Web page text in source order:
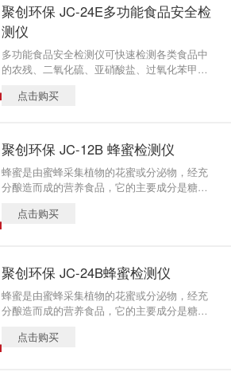
传模块的数据隐藏不影响历史记录统计。
聚创环保 JC-24E多功能食品安全检
测仪
多功能食品安全检测仪可快速检测各类食品中
的农残、二氧化硫、亚硝酸盐、过氧化苯甲
总酸、双氧水、甜蜜素、酸价、过氧化值、重
点击购买
聚创环保 JC-12B 蜂蜜检测仪
蜂蜜是由蜜蜂采集植物的花蜜或分泌物，经充
分酿造而成的营养食品，它的主要成分是糖
重要指标。蜂蜜检测仪可对蜂蜜蔗糖 果糖葡萄
糖，甲基糠醛等项目进行精密分析。
点击购买
聚创环保 JC-24B蜂蜜检测仪
蜂蜜是由蜜蜂采集植物的花蜜或分泌物，经充
分酿造而成的营养食品，它的主要成分是糖
重要指标。蜂蜜检测仪可对蜂蜜蔗糖 果糖葡萄
糖，甲基糠醛等项目进行精密分析。
点击购买